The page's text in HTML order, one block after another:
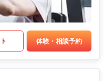
体験・相談予約